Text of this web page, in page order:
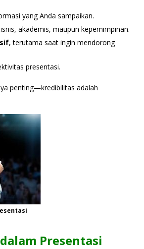
yang Anda sampaikan.
akademis, maupun kepemimpinan.
, terutama saat ingin mendorong
presentasi.
penting—kredibilitas adalah
Presentasi